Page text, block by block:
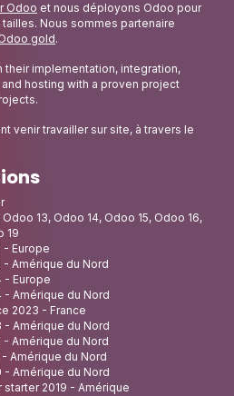
Odoo et nous déployons Odoo pour
Nous sommes partenaire
gold.
their implementation, integration,
hosting with a proven project
venir travailler sur site, à travers le
13, Odoo 14, Odoo 15, Odoo 16,
19
- Europe
- Amérique du Nord
- Europe
- Amérique du Nord
2023 - France
- Amérique du Nord
- Amérique du Nord
Amérique du Nord
- Amérique du Nord
starter 2019 - Amérique